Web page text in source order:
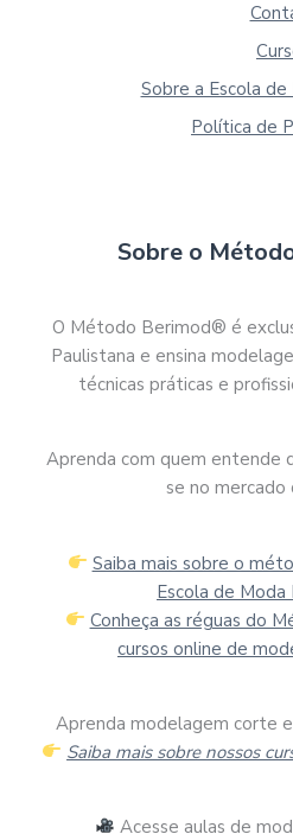
Sobre a Escola
Política de
Sobre o
O Método Berimod® é
Paulistana e ensina
técnicas práticas e
Aprenda com quem entende
se no mercado
Saiba mais sobre o
Escola de Moda
Conheça as réguas do
cursos online de
Aprenda modelagem corte
Saiba mais sobre nossos
Acesse aulas de